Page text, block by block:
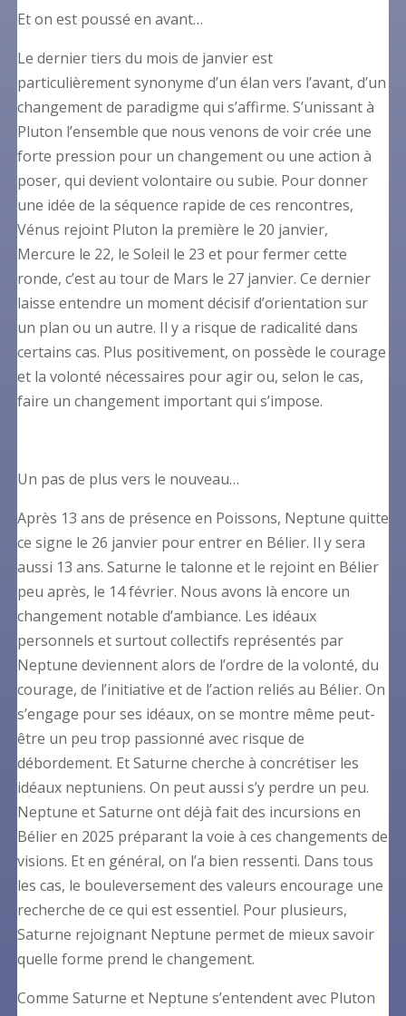
Et on est poussé en avant…
Le dernier tiers du mois de janvier est
particulièrement synonyme d’un élan vers l’avant, d’un
changement de paradigme qui s’affirme. S’unissant à
Pluton l’ensemble que nous venons de voir crée une
forte pression pour un changement ou une action à
poser, qui devient volontaire ou subie. Pour donner
une idée de la séquence rapide de ces rencontres,
Vénus rejoint Pluton la première le 20 janvier,
Mercure le 22, le Soleil le 23 et pour fermer cette
ronde, c’est au tour de Mars le 27 janvier. Ce dernier
laisse entendre un moment décisif d’orientation sur
un plan ou un autre. Il y a risque de radicalité dans
certains cas. Plus positivement, on possède le courage
et la volonté nécessaires pour agir ou, selon le cas,
faire un changement important qui s’impose.
Un pas de plus vers le nouveau…
Après 13 ans de présence en Poissons, Neptune quitte
ce signe le 26 janvier pour entrer en Bélier. Il y sera
aussi 13 ans. Saturne le talonne et le rejoint en Bélier
peu après, le 14 février. Nous avons là encore un
changement notable d’ambiance. Les idéaux
personnels et surtout collectifs représentés par
Neptune deviennent alors de l’ordre de la volonté, du
courage, de l’initiative et de l’action reliés au Bélier. On
s’engage pour ses idéaux, on se montre même peut-
être un peu trop passionné avec risque de
débordement. Et Saturne cherche à concrétiser les
idéaux neptuniens. On peut aussi s’y perdre un peu.
Neptune et Saturne ont déjà fait des incursions en
Bélier en 2025 préparant la voie à ces changements de
visions. Et en général, on l’a bien ressenti. Dans tous
les cas, le bouleversement des valeurs encourage une
recherche de ce qui est essentiel. Pour plusieurs,
Saturne rejoignant Neptune permet de mieux savoir
quelle forme prend le changement.
Comme Saturne et Neptune s’entendent avec Pluton